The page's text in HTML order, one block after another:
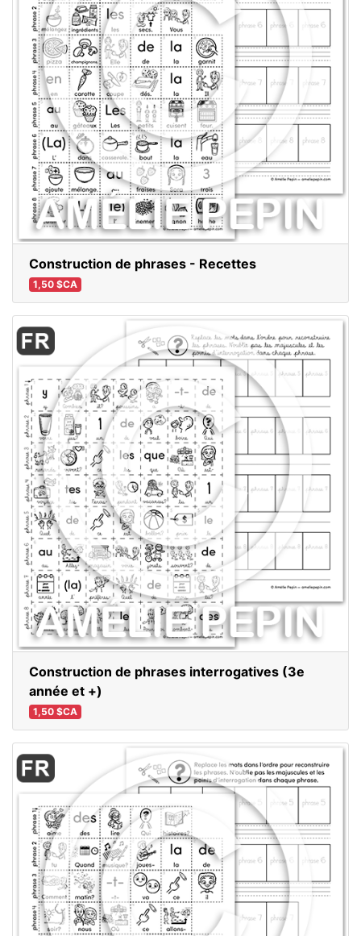
Construction de phrases - Recettes
1,50 $CA
Construction de phrases interrogatives (3e
année et +)
1,50 $CA